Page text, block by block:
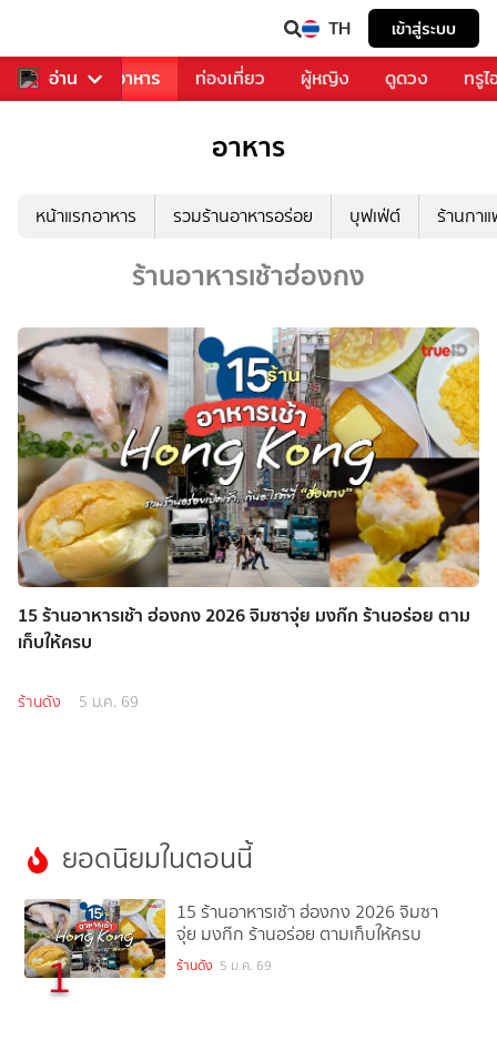
TH เข้าสู่ระบบ
อ่าน
การเพลง อาหาร ท่องเที่ยว ผู้หญิง ดูดวง ทรู
อาหาร
หน้าแรกอาหาร รวมร้านอาหารอร่อย บุฟเฟ่ต์ ร้านกา
ร้านอาหารเช้าฮ่องกง
15 ร้านอาหารเช้า ฮ่องกง 2026 จิมซาจุ่ย มงก๊ก ร้านอร่อย ตาม
เก็บให้ครบ
ร้านดัง 5 ม.ค. 69
ยอดนิยมในตอนนี้
1
15 ร้านอาหารเช้า ฮ่องกง 2026 จิมซา
จุ่ย มงก๊ก ร้านอร่อย ตามเก็บให้ครบ
ร้านดัง 5 ม.ค. 69